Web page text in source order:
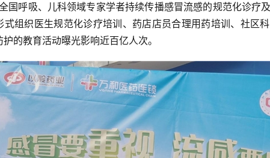
国呼吸、儿科领域专家学者持续传播感冒流感的规范化诊疗
组织医生规范化诊疗培训、药店店员合理用药培训、社区
的教育活动曝光影响近百亿人次。